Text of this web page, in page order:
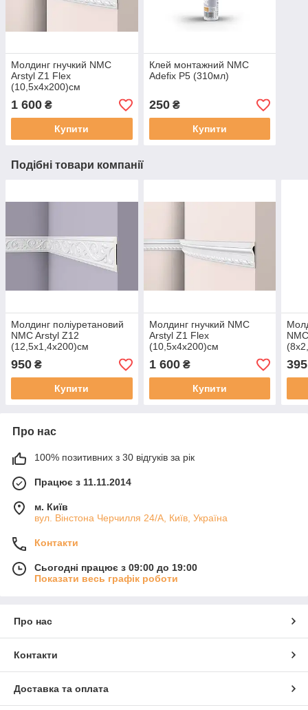
Молдинг гнучкий NMC
Arstyl Z1 Flex
(10,5х4x200)см
1 600 ₴
Купити
Клей монтажний NMC
Adefix P5 (310мл)
250₴
Купити
Подібні товари компанії
Молдинг поліуретановий
NMC Arstyl Z12
(12,5х1,4x200)см
950 ₴
Купити
Молдинг гнучкий NMC
Arstyl Z1 Flex
(10,5х4x200)см
1 600₴
Купити
395
Про нас
100% позитивних з 30 відгуків за рік
Працює з 11.11.2014
м. Київ
вул. Вінстона Черчилля 24/А, Київ, Україна
Контакти
Сьогодні працює з 09:00 до 19:00
Показати весь графік роботи
Про нас
Контакти
Доставка та оплата